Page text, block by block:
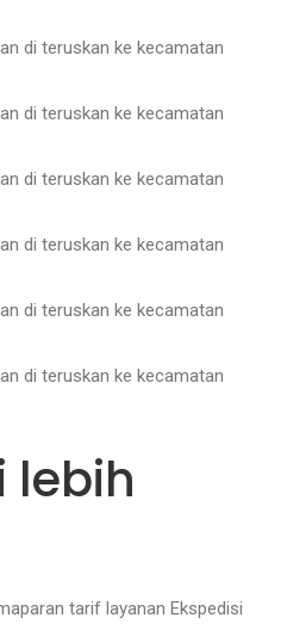
di teruskan ke kecamatan
di teruskan ke kecamatan
di teruskan ke kecamatan
di teruskan ke kecamatan
di teruskan ke kecamatan
di teruskan ke kecamatan
lebih
tarif layanan Ekspedisi